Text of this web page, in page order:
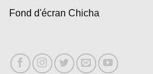
Fond d'écran Chicha